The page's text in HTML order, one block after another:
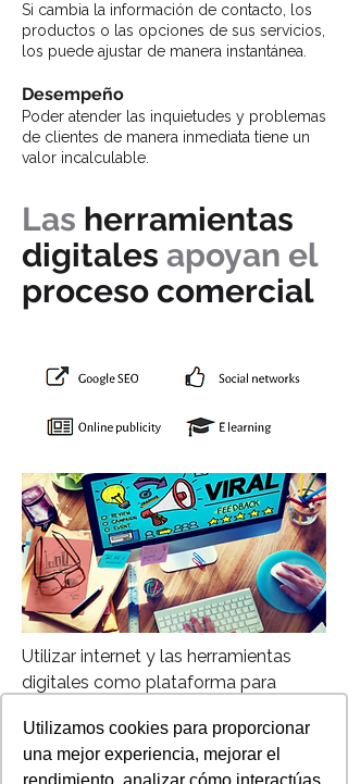
Utilizamos cookies para proporcionar
una mejor experiencia, mejorar el
Si cambia la información de contacto, los
productos o las opciones de sus servicios,
los puede ajustar de manera instantánea.
Desempeño
Poder atender las inquietudes y problemas
de clientes de manera inmediata tiene un
valor incalculable.
Las herramientas
digitales apoyan el
proceso comercial
Utilizar internet y las herramientas
digitales como plataforma para
marca, empresa u organización tiene
grandes ventajas: